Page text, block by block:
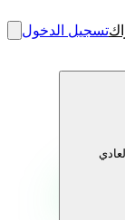
تسجيل الدخول